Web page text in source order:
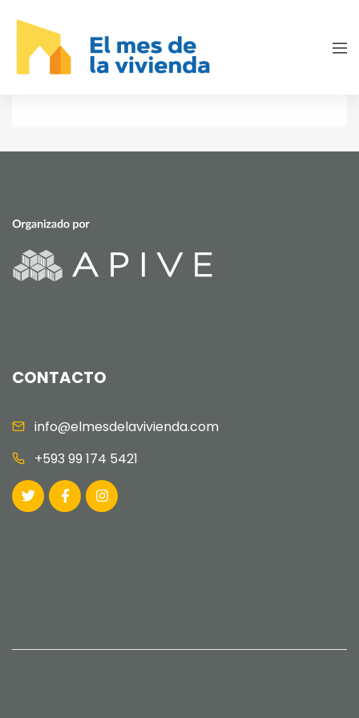
CONTACTO
info@elmesdelavivienda.com
+593 99 174 5421